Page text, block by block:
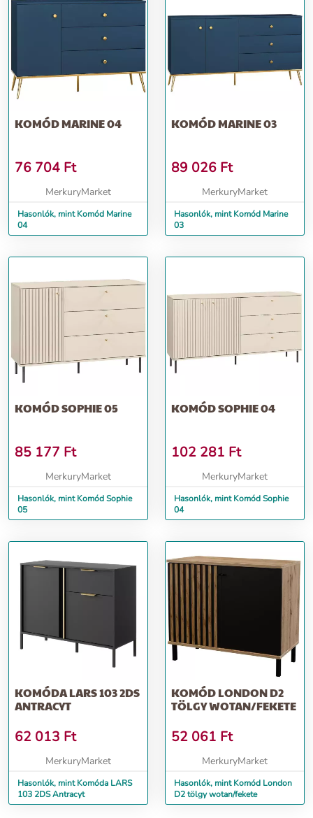
KOMÓD MARINE 04
76 704 Ft
MerkuryMarket
Hasonlók, mint Komód Marine
04
KOMÓD MARINE 03
89 026 Ft
MerkuryMarket
Hasonlók, mint Komód Marine
03
KOMÓD SOPHIE 05
85 177 Ft
MerkuryMarket
Hasonlók, mint Komód Sophie
05
KOMÓD SOPHIE 04
102 281 Ft
MerkuryMarket
Hasonlók, mint Komód Sophie
04
KOMÓDA LARS 103 2DS
ANTRACYT
62 013 Ft
MerkuryMarket
Hasonlók, mint Komóda LARS
103 2DS Antracyt
KOMÓD LONDON D2
TÖLGY WOTAN/FEKETE
52 061 Ft
MerkuryMarket
Hasonlók, mint Komód London
D2 tölgy wotan/fekete